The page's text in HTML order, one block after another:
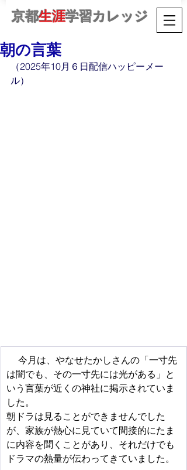
京都生涯学習カレッジ
朝の言葉
（2025年10月６日配信ハッピーメー
ル）
今月は、やなせたかしさんの「一寸先
は闇でも、その一寸先には光がある」と
いう言葉が近くの神社に掲示されていま
した。
朝ドラは見ることができませんでした
が、家族が熱心に見ていて間接的にたま
に内容を聞くことがあり、それだけでも
ドラマの熱量が伝わってきていました。